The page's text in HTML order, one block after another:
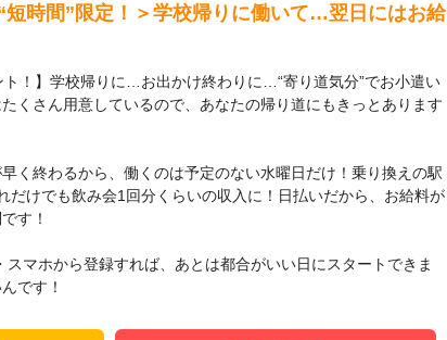
短時間”限定！＞学校帰りに働いて…翌日にはお給
！】学校帰りに…お出かけ終わりに…“寄り道気分”でお小遣い
くさん用意しているので、あなたの帰り道にもきっとあります
く終わるから、働くのは予定のない水曜日だけ！乗り換えの駅
けでも飲み会1回分くらいの収入に！日払いだから、お給料が
す！
スマホから登録すれば、あとは都合がいい日にスタートできま
です！